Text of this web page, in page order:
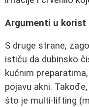
Argumenti u
S druge strane,
ističu da dubinsko
kućnim
pojavu akni.
što je multi-lifting